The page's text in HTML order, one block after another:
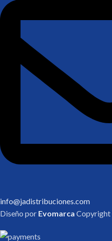
info@jadistribuciones.com
Diseño por Evomarca Copyright